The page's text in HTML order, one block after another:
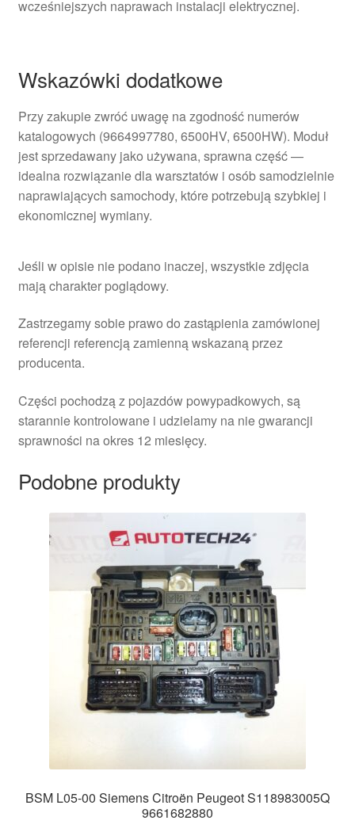
wcześniejszych naprawach instalacji elektrycznej.
Wskazówki dodatkowe
Przy zakupie zwróć uwagę na zgodność numerów
katalogowych (9664997780, 6500HV, 6500HW). Moduł
jest sprzedawany jako używana, sprawna część —
idealna rozwiązanie dla warsztatów i osób samodzielnie
naprawiających samochody, które potrzebują szybkiej i
ekonomicznej wymiany.
Jeśli w opisie nie podano inaczej, wszystkie zdjęcia
mają charakter poglądowy.
Zastrzegamy sobie prawo do zastąpienia zamówionej
referencji referencją zamienną wskazaną przez
producenta.
Części pochodzą z pojazdów powypadkowych, są
starannie kontrolowane i udzielamy na nie gwarancji
sprawności na okres 12 miesięcy.
Podobne produkty
BSM L05-00 Siemens Citroën Peugeot S118983005Q
9661682880